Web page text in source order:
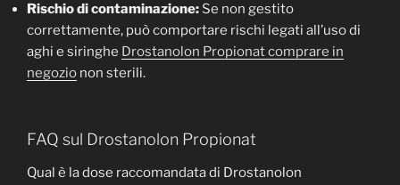
Rischio di contaminazione: Se non gestito
correttamente, può comportare rischi legati all’uso di
aghi e siringhe Drostanolon Propionat comprare in
negozio non sterili.
FAQ sul Drostanolon Propionat
Qual è la dose raccomandata di Drostanolon